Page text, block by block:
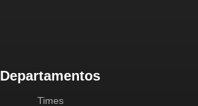
Departamentos
Times